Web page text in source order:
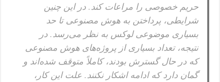
حریم خصوصی را مراعات کند. در این چنین
شرایطی، پرداختن به هوش مصنوعی تا حد
بسیاری موضوعی لوکس به نظر می‌رسد. در
نتیجه، تعداد بسیاری از پروژه‌های هوش مصنوعی
که در حال گسترش بودند، کاملاً متوقف شده‌اند و
گمان دارد که ادامه اشکار نکنند. علت این کار،